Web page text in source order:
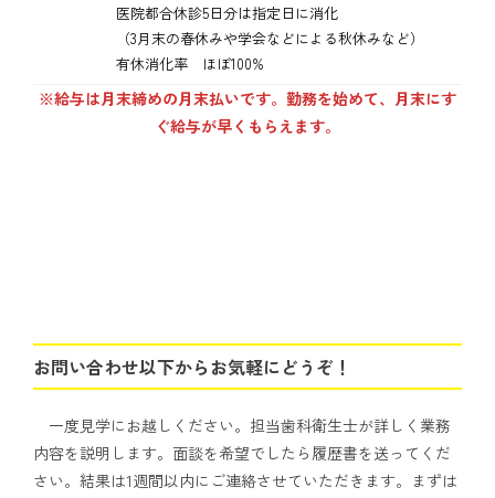
医院都合休診5日分は指定日に消化
（3月末の春休みや学会などによる秋休みなど）
有休消化率 ほぼ100%
※給与は月末締めの月末払いです。勤務を始めて、月末にす
ぐ給与が早くもらえます。
お問い合わせ以下からお気軽にどうぞ！
一度見学にお越しください。担当歯科衛生士が詳しく業務
内容を説明します。面談を希望でしたら履歴書を送ってくだ
さい。結果は1週間以内にご連絡させていただきます。まずは